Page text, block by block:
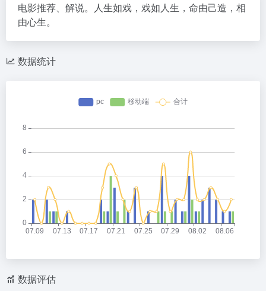
电影推荐、解说。人生如戏，戏如人生，命由己造，相
由心生。
数据统计
数据评估